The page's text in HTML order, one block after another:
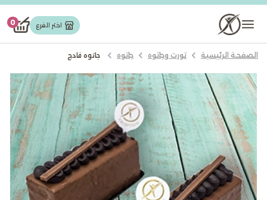
اختر الفرع 0 تورت وجاتوه
حلويات شرقیة
شوكولاته
كيك
الصفحة الرئيسية تورت وجاتوه جاتوه جاتوه فادج